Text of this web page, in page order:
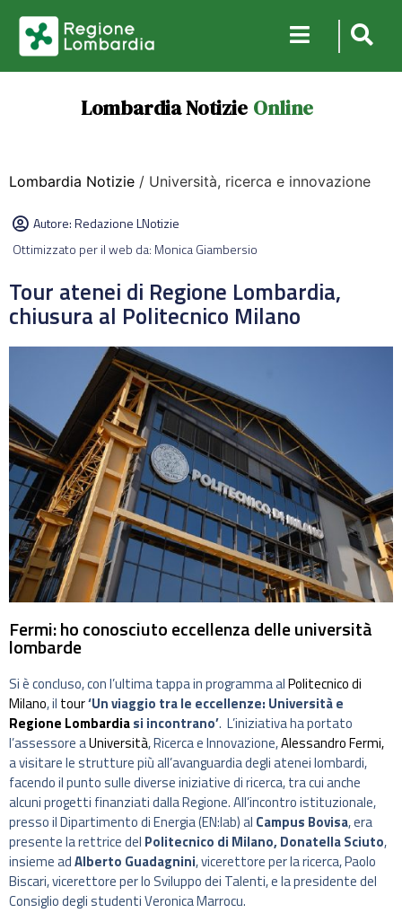
Lombardia Notizie Online
Lombardia Notizie / Università, ricerca e innovazione
Autore:Redazione LNotizie
Ottimizzato per il web da: Monica Giambersio
Tour atenei di Regione Lombardia,
chiusura al Politecnico Milano
Fermi: ho conosciuto eccellenza delle università
lombarde
Si è concluso, con l’ultima tappa in programma alPolitecnico di
Milano, il tour‘Un viaggio tra le eccellenze: Università e
Regione Lombardiasi incontrano’. L’iniziativa ha portato
l’assessore aUniversità, Ricerca e Innovazione,Alessandro Fermi,
a visitare le strutture più all’avanguardia degli atenei lombardi,
facendo il punto sulle diverse iniziative di ricerca, tra cui anche
alcuni progetti finanziati dalla Regione. All’incontro istituzionale,
presso il Dipartimento di Energia (EN:lab) al Campus Bovisa, era
presente la rettrice del Politecnico di Milano, Donatella Sciuto,
insieme adAlberto Guadagnini, vicerettore per la ricerca, Paolo
Biscari, vicerettore per lo Sviluppo dei Talenti, e la presidente del
Consiglio degli studenti Veronica Marrocu.